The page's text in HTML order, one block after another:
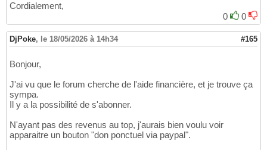
Cordialement,
0
0
DjPoke, le 18/05/2026 à 14h34 #165
Bonjour,
J'ai vu que le forum cherche de l'aide financière, et je trouve ça
sympa.
Il y a la possibilité de s'abonner.
N'ayant pas des revenus au top, j'aurais bien voulu voir
apparaitre un bouton "don ponctuel via paypal".